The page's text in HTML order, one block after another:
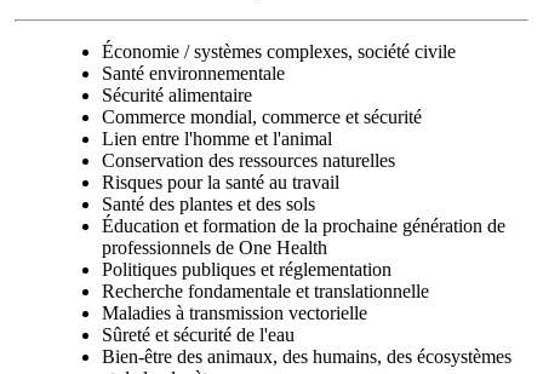
Économie / systèmes complexes, société civile
Santé environnementale
Sécurité alimentaire
Commerce mondial, commerce et sécurité
Lien entre l'homme et l'animal
Conservation des ressources naturelles
Risques pour la santé au travail
Santé des plantes et des sols
Éducation et formation de la prochaine génération de
professionnels de One Health
Politiques publiques et réglementation
Recherche fondamentale et translationnelle
Maladies à transmission vectorielle
Sûreté et sécurité de l'eau
Bien-être des animaux, des humains, des écosystèmes